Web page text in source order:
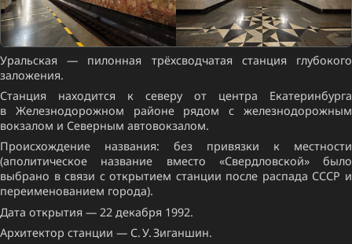
Уральская — пилонная трёхсводчатая станция глубокого
заложения.
Станция находится к северу от центра Екатеринбурга
в Железнодорожном районе рядом с железнодорожным
вокзалом и Северным автовокзалом.
Происхождение названия: без привязки к местности
(аполитическое название вместо «Свердловской» было
выбрано в связи с открытием станции после распада СССР и
переименованием города).
Дата открытия — 22 декабря 1992.
Архитектор станции — С. У. Зиганшин.